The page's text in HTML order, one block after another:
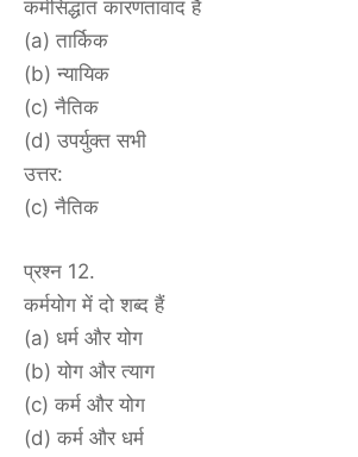
कर्मसिद्धांत कारणतावाद है
(a) तार्किक
(b) न्यायिक
(c) नैतिक
(d) उपर्युक्त सभी
उत्तर:
(c) नैतिक
प्रश्न 12.
कर्मयोग में दो शब्द हैं
(a) धर्म और योग
(b) योग और त्याग
(c) कर्म और योग
(d) कर्म और धर्म